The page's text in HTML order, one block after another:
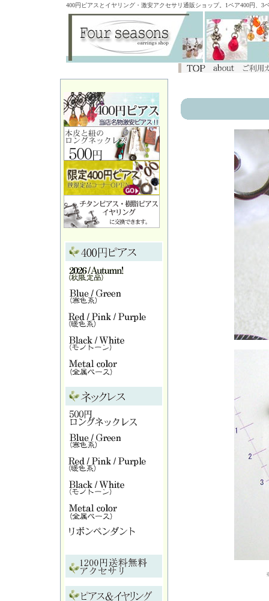
400円ピアスとイヤリング・激安アクセサリ通販ショップ。1ペア400円、